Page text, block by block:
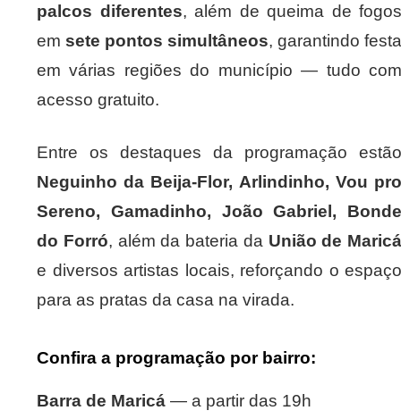
palcos diferentes, além de queima de fogos
em sete pontos simultâneos, garantindo festa
em várias regiões do município — tudo com
acesso gratuito.
Entre os destaques da programação estão
Neguinho da Beija-Flor, Arlindinho, Vou pro
Sereno, Gamadinho, João Gabriel, Bonde
do Forró, além da bateria da União de Maricá
e diversos artistas locais, reforçando o espaço
para as pratas da casa na virada.
Confira a programação por bairro:
Barra de Maricá — a partir das 19h